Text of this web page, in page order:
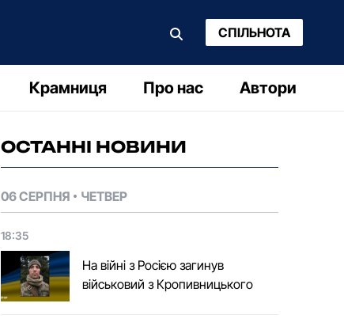
СПІЛЬНОТА
Крамниця Про нас Автори
ОСТАННІ НОВИНИ
06 СЕРПНЯ ЧЕТВЕР
18:35
На війні з Росією загинув
військовий з Кропивницького